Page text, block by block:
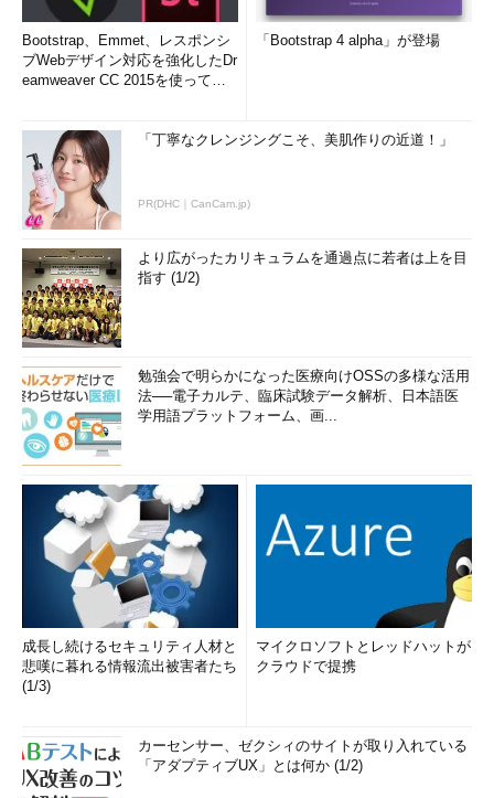
Bootstrap、Emmet、レスポンシ
ブWebデザイン対応を強化したDr
eamweaver CC 2015を使って
「Bootstrap 4 alpha」が登場
「丁寧なクレンジングこそ、美肌作りの近道！」
PR(DHC｜CanCam.jp)
より広がったカリキュラムを通過点に若者は上を目
指す (1/2)
勉強会で明らかになった医療向けOSSの多様な活用
法──電子カルテ、臨床試験データ解析、日本語医
学用語プラットフォーム、画...
成長し続けるセキュリティ人材と
悲嘆に暮れる情報流出被害者たち
(1/3)
マイクロソフトとレッドハットが
クラウドで提携
カーセンサー、ゼクシィのサイトが取り入れている
「アダプティブUX」とは何か (1/2)